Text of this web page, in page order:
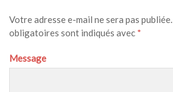
Votre adresse e-mail ne sera pas publiée.
obligatoires sont indiqués avec *
Message